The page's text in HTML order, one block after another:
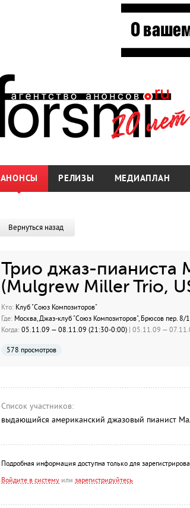
АНОНСЫ РЕЛИЗЫ МЕДИАПЛАН
Вернуться назад
Трио джаз-пианиста
(Mulgrew Miller Trio,
Кто:Клуб "Союз Композиторов"
Где:Москва, Джаз-клуб "Союз Композиторов", Брюсов пер.
Когда:05.11.09 — 08.11.09 (21:30-0:00) | 05.11.09 —
578 просмотров
Список участников:
выдающийся американский джазовый пианист
Подробная информация доступна только для
Войдите в системуили зарегистрируйтесь